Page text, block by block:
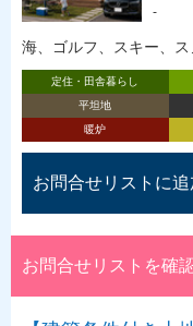
-
海、ゴルフ、スキー、
定住・田舎暮らし
平坦地
暖炉
お問合せリストに追
お問合せリストを確